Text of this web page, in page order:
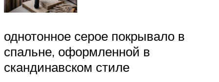
однотонное серое покрывало в
спальне, оформленной в
скандинавском стиле